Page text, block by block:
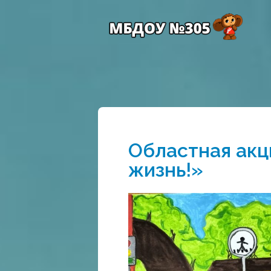
Областная
жизнь!»